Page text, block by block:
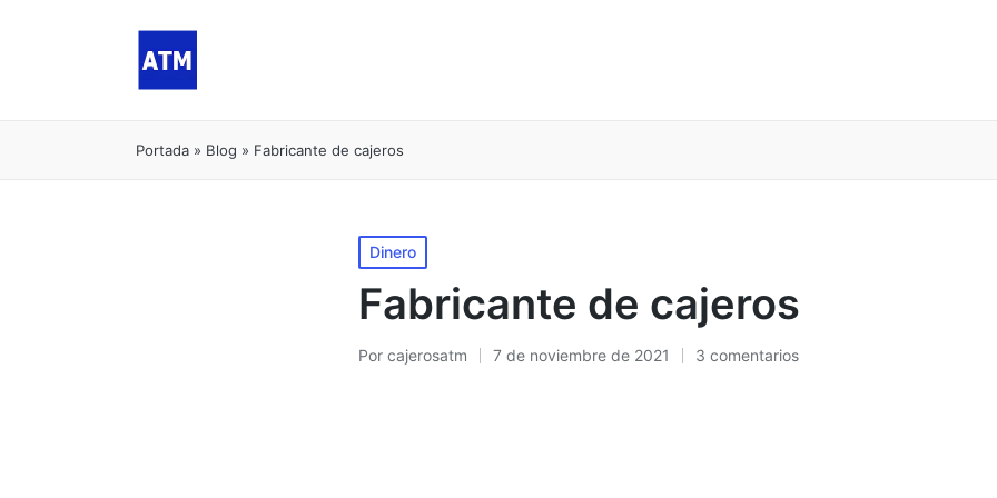
Portada » Blog » Fabricante de cajeros
Publicado
en
Dinero
Fabricante de cajeros
Publicado
Por cajerosatm 7 de noviembre de 2021 3 comentarios